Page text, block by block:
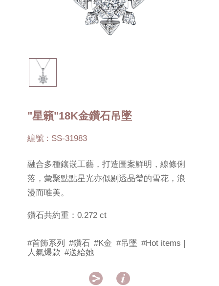
"星籟"18K金鑽石吊墜
編號 : SS-31983
融合多種鑲嵌工藝，打造圖案鮮明，線條俐
落，彙聚點點星光亦似剔透晶瑩的雪花，浪
漫而唯美。
鑽石共約重：0.272 ct
#首飾系列 #鑽石 #K金 #吊墜 #Hot items |
人氣爆款 #送給她
 